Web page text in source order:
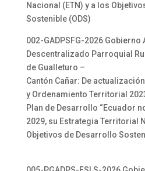
Nacional (ETN) y a los
Sostenible (ODS)
002-GADPSFG-2026 Gobierno
Descentralizado Parroquial
de Gualleturo –
Cantón Cañar: De
y Ordenamiento Territorial
Plan de Desarrollo “Ecuador
2029, su Estrategia Territorial
Objetivos de Desarrollo